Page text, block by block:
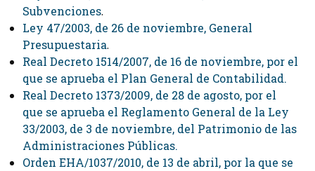
Subvenciones.
Ley 47/2003, de 26 de noviembre, General
Presupuestaria.
Real Decreto 1514/2007, de 16 de noviembre, por el
que se aprueba el Plan General de Contabilidad.
Real Decreto 1373/2009, de 28 de agosto, por el
que se aprueba el Reglamento General de la Ley
33/2003, de 3 de noviembre, del Patrimonio de las
Administraciones Públicas.
Orden EHA/1037/2010, de 13 de abril, por la que se